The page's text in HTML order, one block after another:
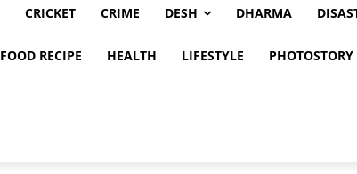
CRICKET CRIME DESH DHARMA
FOOD RECIPE HEALTH LIFESTYLE PHOTOSTORY